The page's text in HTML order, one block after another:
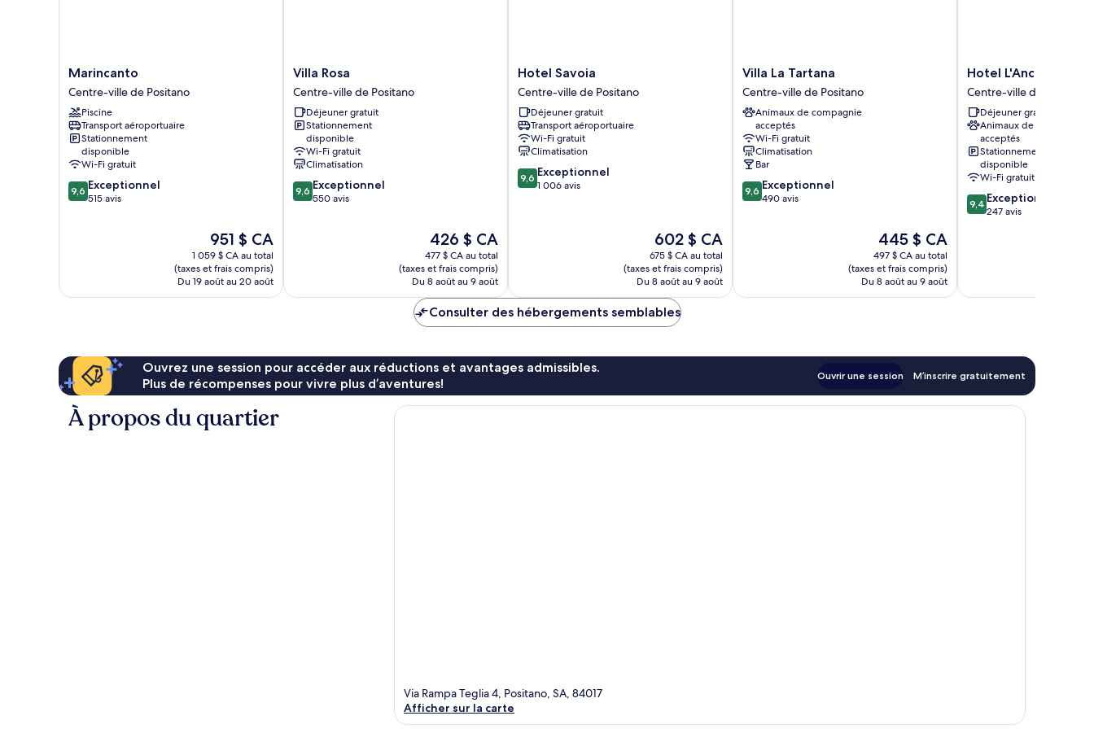
Marincanto
Centre-
ville
de
Positano
Marincanto
Centre-ville de Positano
Piscine
Transport aéroportuaire
Stationnement
disponible
Wi-Fi gratuit
9.6
sur
9,6 Exceptionnel
515 avis
Le
prix
est
de
951 $ CA
951 $ CA
1 059 $ CA au total
(taxes et frais compris)
Du 19 août au 20 août
Villa
Rosa
Centre-
ville
de
Positano
Villa Rosa
Centre-ville de Positano
Déjeuner gratuit
Stationnement
disponible
Wi-Fi gratuit
Climatisation
9.6
sur
9,6 Exceptionnel
550 avis
Le
prix
est
de
426 $ CA
426 $ CA
477 $ CA au total
(taxes et frais compris)
Du 8 août au 9 août
Hotel
Savoia
Centre-
ville
de
Positano
Hotel Savoia
Centre-ville de Positano
Déjeuner gratuit
Transport aéroportuaire
Wi-Fi gratuit
Climatisation
9.6
sur
9,6 Exceptionnel
1 006 avis
Le
prix
est
de
602 $ CA
602 $ CA
675 $ CA au total
(taxes et frais compris)
Du 8 août au 9 août
Villa
La
Tartana
Centre-
ville
de
Positano
Villa La Tartana
Centre-ville de Positano
Animaux de compagnie
acceptés
Wi-Fi gratuit
Climatisation
Bar
9.6
sur
9,6 Exceptionnel
490 avis
Le
prix
est
de
445 $ CA
445 $ CA
497 $ CA au total
(taxes et frais compris)
Du 8 août au 9 août
Hotel
L'Ancora
Centre-
ville
de
Positano
Hotel L'Ancora
Centre-ville de Positano
Déjeuner gratuit
Animaux de compagnie
acceptés
Stationnement
disponible
Wi-Fi gratuit
9.4
sur
9,4 Exceptionnel
247 avis
Consulter des hébergements semblables
Ouvrez une session pour accéder aux réductions et avantages admissibles.
Plus de récompenses pour vivre plus d’aventures!
Ouvrir une session M’inscrire gratuitement
À propos du quartier
Via Rampa Teglia 4, Positano, SA, 84017
Afficher sur la carte